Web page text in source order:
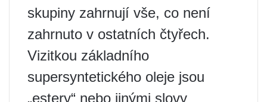
skupiny zahrnují vše, co není
zahrnuto v ostatních čtyřech.
Vizitkou základního
supersyntetického oleje jsou
„estery“ nebo jinými slovy